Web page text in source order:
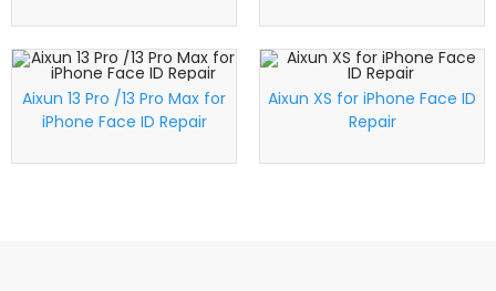
Aixun 13 Pro /13 Pro Max for
iPhone Face ID Repair
Aixun XS for iPhone Face ID
Repair